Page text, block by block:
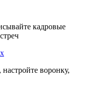
кадровые
воронку,